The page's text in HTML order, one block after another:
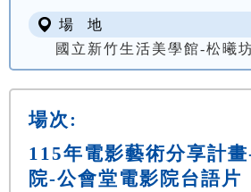
場 地
國立新竹生活美學館-松曦
場次:
115年電影藝術分享計
院-公會堂電影院台語片